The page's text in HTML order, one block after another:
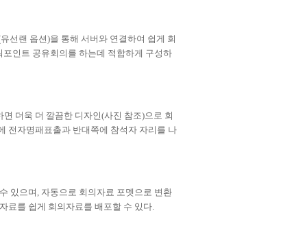
유선랜 옵션)을 통해 서버와 연결하여 쉽게 회
포인트 공유회의를 하는데 적합하게 구성하
더욱 더 깔끔한 디자인(사진 참조)으로 회
전자명패표출과 반대쪽에 참석자 자리를 나
있으며 자동으로 회의자료 포멧으로 변환
료를 쉽게 회의자료를 배포할 수 있다